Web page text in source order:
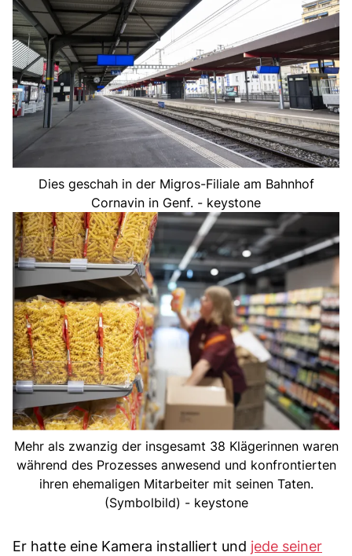
Dies geschah in der Migros-Filiale am Bahnhof
Cornavin in Genf. - keystone
Mehr als zwanzig der insgesamt 38 Klägerinnen waren
während des Prozesses anwesend und konfrontierten
ihren ehemaligen Mitarbeiter mit seinen Taten.
(Symbolbild) - keystone
Er hatte eine Kamera installiert und jede seiner